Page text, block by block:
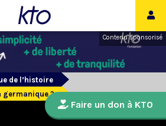
Contenu sponsorisé
de l’histoire
germanique ?
Faire un don à KTO